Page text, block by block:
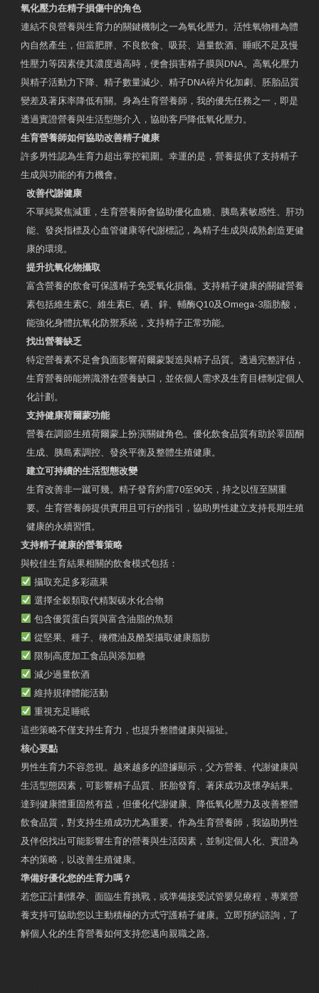
氧化壓力在精子損傷中的角色
連結不良營養與生育力的關鍵機制之一為氧化壓力。活性氧物種為體
內自然產生，但當肥胖、不良飲食、吸菸、過量飲酒、睡眠不足及慢
性壓力等因素使其濃度過高時，便會損害精子膜與DNA。高氧化壓力
與精子活動力下降、精子數量減少、精子DNA碎片化加劇、胚胎品質
變差及著床率降低有關。身為生育營養師，我的優先任務之一，即是
透過實證營養與生活型態介入，協助客戶降低氧化壓力。
生育營養師如何協助改善精子健康
許多男性認為生育力超出掌控範圍。幸運的是，營養提供了支持精子
生成與功能的有力機會。
改善代謝健康
不單純聚焦減重，生育營養師會協助優化血糖、胰島素敏感性、肝功
能、發炎指標及心血管健康等代謝標記，為精子生成與成熟創造更健
康的環境。
提升抗氧化物攝取
富含營養的飲食可保護精子免受氧化損傷。支持精子健康的關鍵營養
素包括維生素C、維生素E、硒、鋅、輔酶Q10及Omega-3脂肪酸，
能強化身體抗氧化防禦系統，支持精子正常功能。
找出營養缺乏
特定營養素不足會負面影響荷爾蒙製造與精子品質。透過完整評估，
生育營養師能辨識潛在營養缺口，並依個人需求及生育目標制定個人
化計劃。
支持健康荷爾蒙功能
營養在調節生殖荷爾蒙上扮演關鍵角色。優化飲食品質有助於睪固酮
生成、胰島素調控、發炎平衡及整體生殖健康。
建立可持續的生活型態改變
生育改善非一蹴可幾。精子發育約需70至90天，持之以恆至關重
要。生育營養師提供實用且可行的指引，協助男性建立支持長期生殖
健康的永續習慣。
支持精子健康的營養策略
與較佳生育結果相關的飲食模式包括：
攝取充足多彩蔬果
選擇全穀類取代精製碳水化合物
包含優質蛋白質與富含油脂的魚類
從堅果、種子、橄欖油及酪梨攝取健康脂肪
限制高度加工食品與添加糖
減少過量飲酒
維持規律體能活動
重視充足睡眠
這些策略不僅支持生育力，也提升整體健康與福祉。
核心要點
男性生育力不容忽視。越來越多的證據顯示，父方營養、代謝健康與
生活型態因素，可影響精子品質、胚胎發育、著床成功及懷孕結果。
達到健康體重固然有益，但優化代謝健康、降低氧化壓力及改善整體
飲食品質，對支持生殖成功尤為重要。作為生育營養師，我協助男性
及伴侶找出可能影響生育的營養與生活因素，並制定個人化、實證為
本的策略，以改善生殖健康。
準備好優化您的生育力嗎？
若您正計劃懷孕、面臨生育挑戰，或準備接受試管嬰兒療程，專業營
養支持可協助您以主動積極的方式守護精子健康。立即預約諮詢，了
解個人化的生育營養如何支持您邁向親職之路。